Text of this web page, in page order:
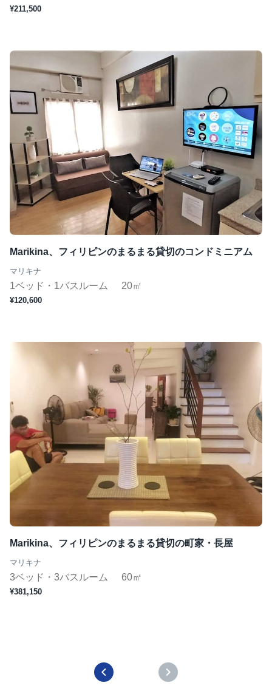
¥211,500
Marikina、フィリピンのまるまる貸切のコンドミニアム
マリキナ
1ベッド・1バスルーム 20㎡
¥120,600
Marikina、フィリピンのまるまる貸切の町家・長屋
マリキナ
3ベッド・3バスルーム 60㎡
¥381,150